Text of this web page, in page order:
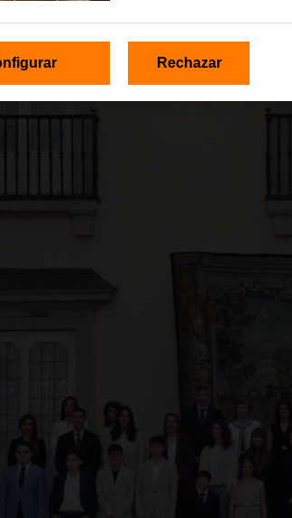
que pone fin a la 44ª edición del certamen
Rechazar